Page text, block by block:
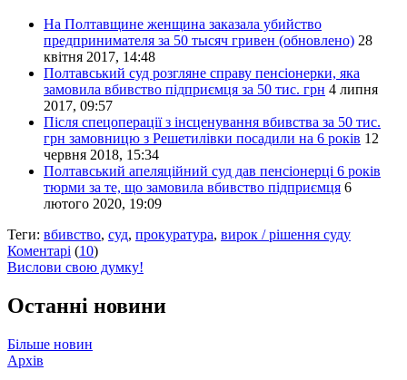
На Полтавщине женщина заказала убийство
предпринимателя за 50 тысяч гривен (обновлено) 28
квітня 2017, 14:48
Полтавський суд розгляне справу пенсіонерки, яка
замовила вбивство підприємця за 50 тис. грн 4 липня
2017, 09:57
Після спецоперації з інсценування вбивства за 50 тис.
грн замовницю з Решетилівки посадили на 6 років 12
червня 2018, 15:34
Полтавський апеляційний суд дав пенсіонерці 6 років
тюрми за те, що замовила вбивство підприємця 6
лютого 2020, 19:09
Теги: вбивство, суд, прокуратура, вирок / рішення суду
Коментарі (10)
Вислови свою думку!
Останні новини
Більше новин
Архів